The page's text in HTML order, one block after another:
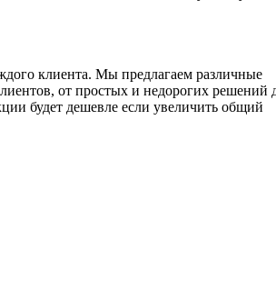
клиента. Мы предлагаем различные
от простых и недорогих решений
будет дешевле если увеличить общий